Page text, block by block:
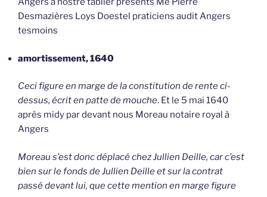
Desmazières Loys Doestel praticiens audit Angers
tesmoins
amortissement, 1640
Ceci figure en marge de la constitution de rente ci-
dessus, écrit en patte de mouche. Et le 5 mai 1640
après midy par devant nous Moreau notaire royal à
Angers
Moreau s’est donc déplacé chez Jullien Deille, car c’est
bien sur le fonds de Jullien Deille et sur la contrat
passé devant lui, que cette mention en marge figure